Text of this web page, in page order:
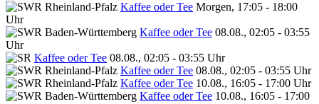
Kaffee oder Tee Morgen, 17:05 - 18:00
Uhr
Kaffee oder Tee 08.08., 02:05 - 03:55
Uhr
Kaffee oder Tee 08.08., 02:05 - 03:55 Uhr
Kaffee oder Tee 08.08., 02:05 - 03:55 Uhr
Kaffee oder Tee 10.08., 16:05 - 17:00 Uhr
Kaffee oder Tee 10.08., 16:05 - 17:00